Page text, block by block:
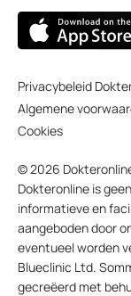
Privacybeleid
Algemene
Cookies
© 2026
Dokteronline is
informatieve en
aangeboden door
eventueel worden
Blueclinic Ltd.
gecreëerd met